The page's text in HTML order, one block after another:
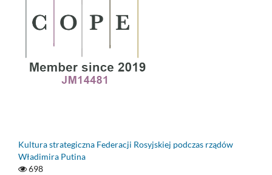
Kultura strategiczna Federacji Rosyjskiej podczas rządów
Władimira Putina
698